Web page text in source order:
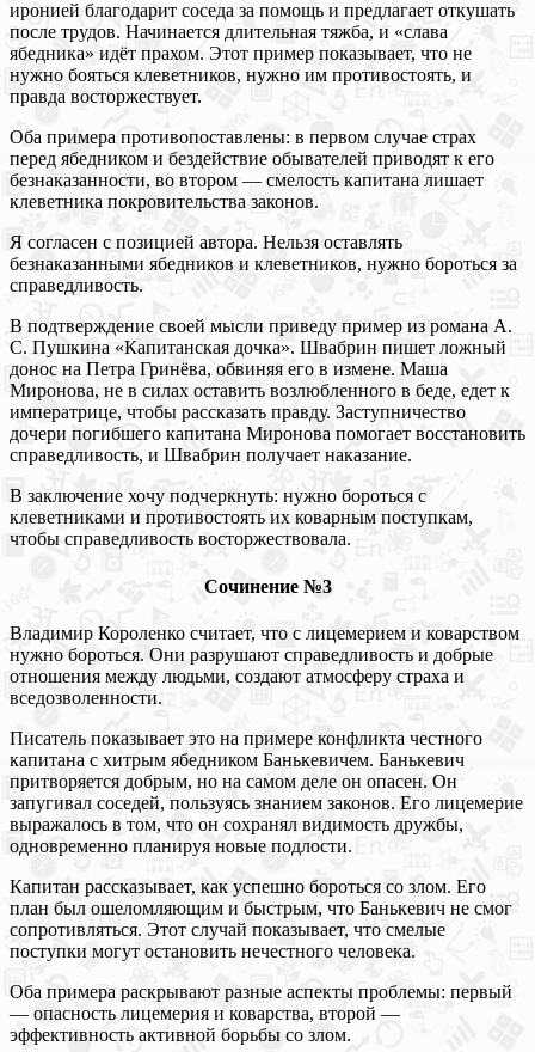
иронией благодарит соседа за помощь и предлагает откушать
после трудов. Начинается длительная тяжба, и «слава
ябедника» идёт прахом. Этот пример показывает, что не
нужно бояться клеветников, нужно им противостоять, и
правда восторжествует.
Оба примера противопоставлены: в первом случае страх
перед ябедником и бездействие обывателей приводят к его
безнаказанности, во втором — смелость капитана лишает
клеветника покровительства законов.
Я согласен с позицией автора. Нельзя оставлять
безнаказанными ябедников и клеветников, нужно бороться за
справедливость.
В подтверждение своей мысли приведу пример из романа А.
С. Пушкина «Капитанская дочка». Швабрин пишет ложный
донос на Петра Гринёва, обвиняя его в измене. Маша
Миронова, не в силах оставить возлюбленного в беде, едет к
императрице, чтобы рассказать правду. Заступничество
дочери погибшего капитана Миронова помогает восстановить
справедливость, и Швабрин получает наказание.
В заключение хочу подчеркнуть: нужно бороться с
клеветниками и противостоять их коварным поступкам,
чтобы справедливость восторжествовала.
Сочинение №3
Владимир Короленко считает, что с лицемерием и коварством
нужно бороться. Они разрушают справедливость и добрые
отношения между людьми, создают атмосферу страха и
вседозволенности.
Писатель показывает это на примере конфликта честного
капитана с хитрым ябедником Банькевичем. Банькевич
притворяется добрым, но на самом деле он опасен. Он
запугивал соседей, пользуясь знанием законов. Его лицемерие
выражалось в том, что он сохранял видимость дружбы,
одновременно планируя новые подлости.
Капитан рассказывает, как успешно бороться со злом. Его
план был ошеломляющим и быстрым, что Банькевич не смог
сопротивляться. Этот случай показывает, что смелые
поступки могут остановить нечестного человека.
Оба примера раскрывают разные аспекты проблемы: первый
— опасность лицемерия и коварства, второй —
эффективность активной борьбы со злом.